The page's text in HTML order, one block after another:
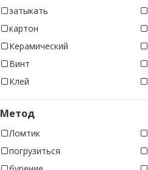
затыкать
картон
Керамический
Винт
Клей
Метод
Ломтик
погрузиться